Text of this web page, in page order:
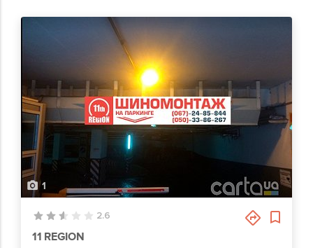
1
2.6
11 REGION